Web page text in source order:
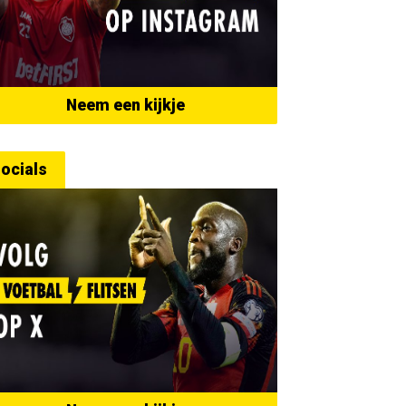
Neem een kijkje